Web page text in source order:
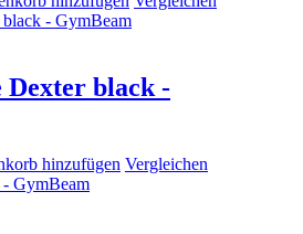
Dexter black -
hinzufügen Vergleichen